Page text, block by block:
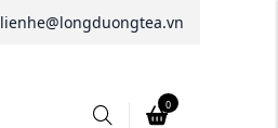
lienhe@longduongtea.vn
0